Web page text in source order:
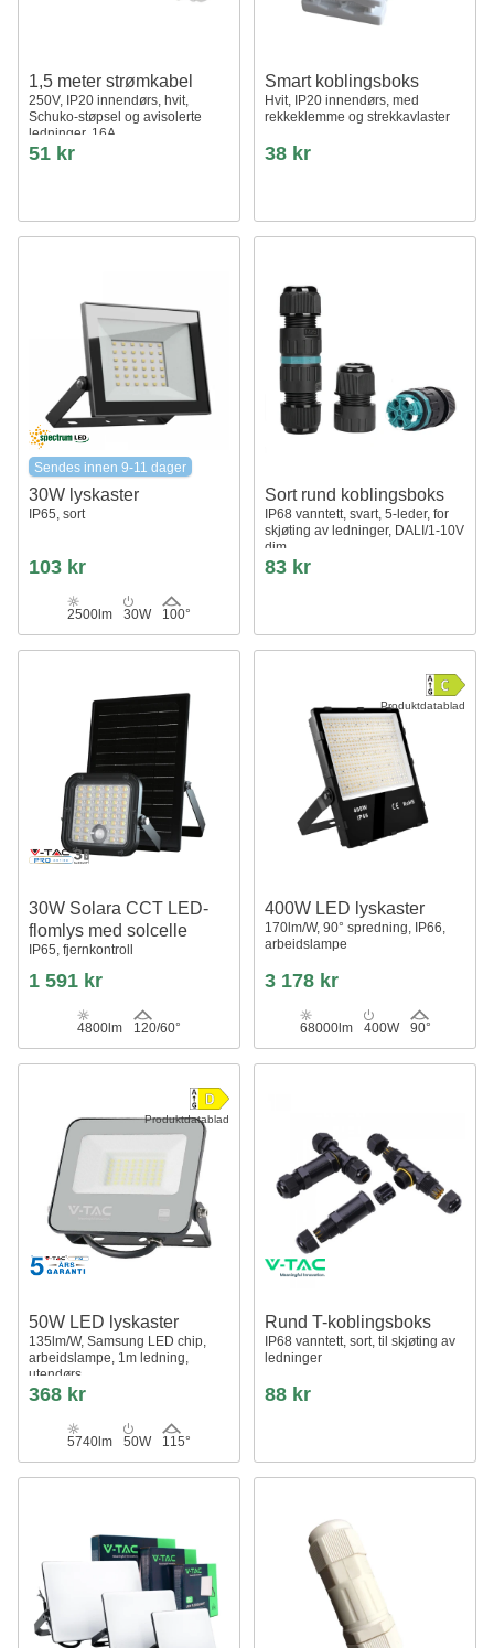
1,5 meter strømkabel
250V, IP20 innendørs, hvit,
Schuko-støpsel og avisolerte
ledninger, 16A
51 kr
Smart koblingsboks
Hvit, IP20 innendørs, med
rekkeklemme og strekkavlaster
38 kr
Sendes innen 9-11 dager
30W lyskaster
IP65, sort
103 kr
2500lm 30W 100°
Sort rund koblingsboks
IP68 vanntett, svart, 5-leder, for
skjøting av ledninger, DALI/1-10V
dim
83 kr
30W Solara CCT LED-
flomlys med solcelle
IP65, fjernkontroll
1 591 kr
4800lm 120/60°
Produktdatablad
400W LED lyskaster
170lm/W, 90° spredning, IP66,
arbeidslampe
3 178 kr
68000lm 400W 90°
Produktdatablad
50W LED lyskaster
135lm/W, Samsung LED chip,
arbeidslampe, 1m ledning,
utendørs
368 kr
5740lm 50W 115°
Rund T-koblingsboks
IP68 vanntett, sort, til skjøting av
ledninger
88 kr